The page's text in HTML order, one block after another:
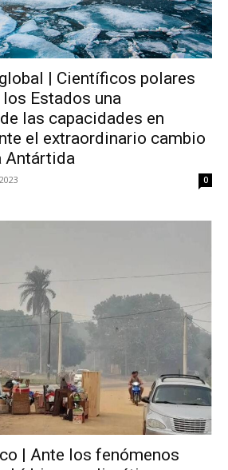
| Científicos polares
Estados una
las capacidades en
el extraordinario cambio
Antártida
0
| Ante los fenómenos